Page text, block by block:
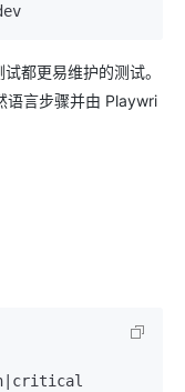
都更易维护的测试。
语言步骤并由 Playwri